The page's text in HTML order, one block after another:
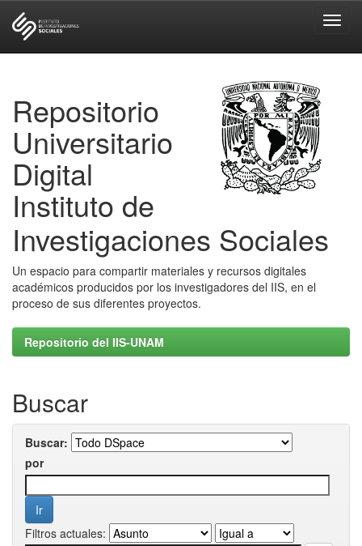
Repositorio
Universitario
Digital
Instituto de
Investigaciones Sociales
Un espacio para compartir materiales y recursos digitales
académicos producidos por los investigadores del IIS, en el
proceso de sus diferentes proyectos.
Repositorio del IIS-UNAM
Buscar
Buscar:
por
Filtros actuales: